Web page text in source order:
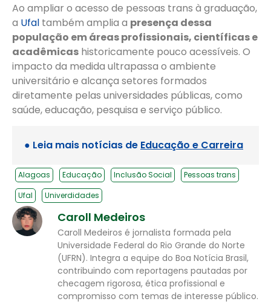
Ao ampliar o acesso de pessoas trans à graduação,
a Ufal também amplia a presença dessa
população em áreas profissionais, científicas e
acadêmicas historicamente pouco acessíveis. O
impacto da medida ultrapassa o ambiente
universitário e alcança setores formados
diretamente pelas universidades públicas, como
saúde, educação, pesquisa e serviço público.
● Leia mais notícias de Educação e Carreira
Alagoas Educação Inclusão Social
Pessoas trans
Ufal
Univerdidades
Caroll Medeiros
Caroll Medeiros é jornalista formada pela
Universidade Federal do Rio Grande do Norte
(UFRN). Integra a equipe do Boa Notícia Brasil,
contribuindo com reportagens pautadas por
checagem rigorosa, ética profissional e
compromisso com temas de interesse público.